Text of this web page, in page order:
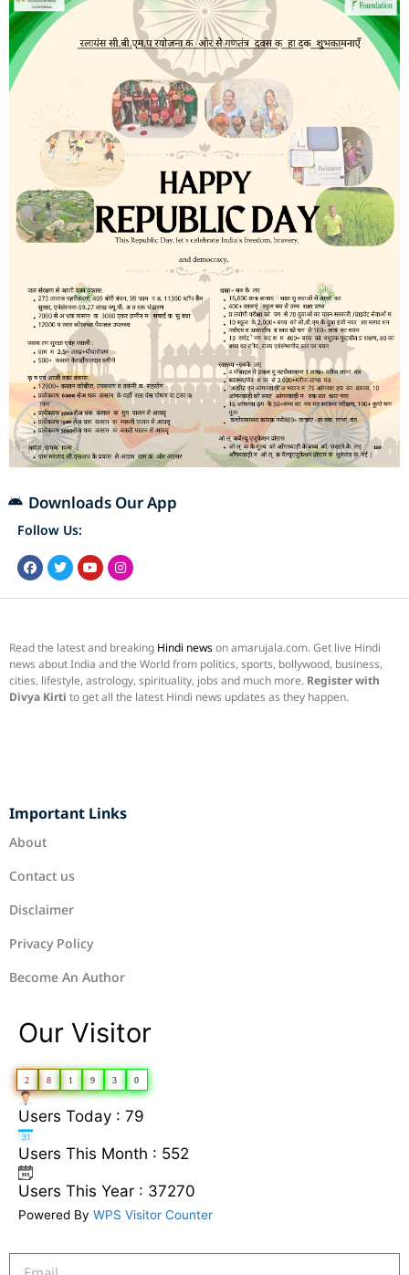
Downloads Our App
Follow Us:
Read the latest and breaking Hindi newson amarujala.com. Get live Hindi
news about India and the World from politics, sports, bollywood, business,
cities, lifestyle, astrology, spirituality, jobs and much more. Register with
Divya Kirti to get all the latest Hindi news updates as they happen.
Important Links
About
Contact us
Disclaimer
Privacy Policy
Become An Author
Our Visitor
2 8 1 9 3 0
Users Today : 79
Users This Month : 552
Users This Year : 37270
Powered By WPS Visitor Counter